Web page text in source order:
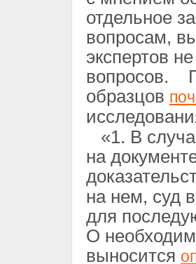
отдельное
вопросам,
экспертов
вопросов.
образцов
«1. В
на
на нем, суд
для
О
выносится